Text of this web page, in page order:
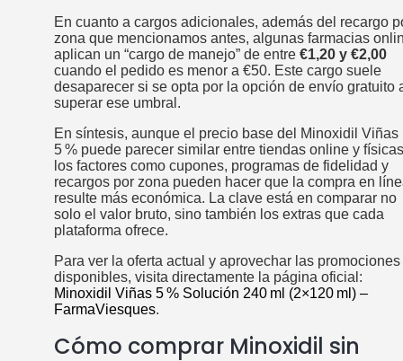
En cuanto a cargos adicionales, además del recargo
zona que mencionamos antes, algunas farmacias
aplican un “cargo de manejo” de entre €1,20 y €2,00
cuando el pedido es menor a €50. Este cargo suele
desaparecer si se opta por la opción de envío gratuito
superar ese umbral.
En síntesis, aunque el precio base del Minoxidil Viñas
5 % puede parecer similar entre tiendas online y
los factores como cupones, programas de fidelidad y
recargos por zona pueden hacer que la compra en
resulte más económica. La clave está en comparar no
solo el valor bruto, sino también los extras que cada
plataforma ofrece.
Para ver la oferta actual y aprovechar las promociones
disponibles, visita directamente la página oficial:
Minoxidil Viñas 5 % Solución 240 ml (2×120 ml) –
FarmaViesques.
Cómo comprar Minoxidil sin